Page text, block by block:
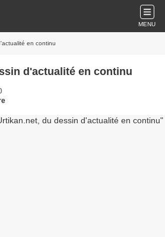
MENU
en continu
d'actualité en continu